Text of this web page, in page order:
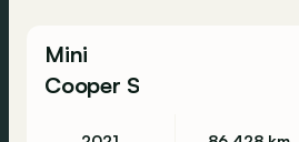
Mini
Cooper S